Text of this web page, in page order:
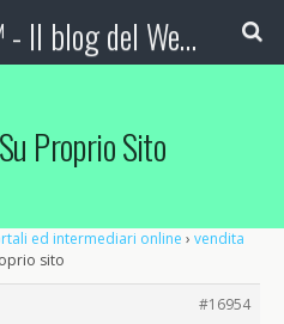
Booking Blog™ - Il blog del Web Marketing Turistico
Proprio Sito
ed intermediari online › vendita
sito
#16954